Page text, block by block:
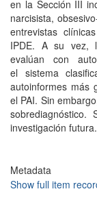
en la Sección III
narcisista,
entrevistas
IPDE. A su vez,
evalúan con
el sistema
autoinformes más
el PAI. Sin
sobrediagnóstico.
investigación futura.
Metadata
Show full item